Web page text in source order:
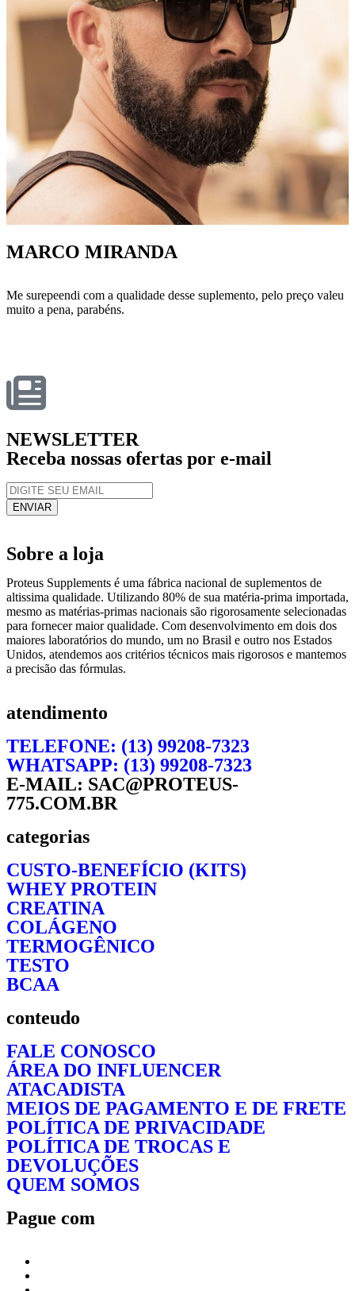
MARCO MIRANDA
Me surepeendi com a qualidade desse suplemento, pelo preço valeu
muito a pena, parabéns.
NEWSLETTER
Receba nossas ofertas por e-mail
Sobre a loja
Proteus Supplements é uma fábrica nacional de suplementos de
altissima qualidade. Utilizando 80% de sua matéria-prima importada,
mesmo as matérias-primas nacionais são rigorosamente selecionadas
para fornecer maior qualidade. Com desenvolvimento em dois dos
maiores laboratórios do mundo, um no Brasil e outro nos Estados
Unidos, atendemos aos critérios técnicos mais rigorosos e mantemos
a precisão das fórmulas.
atendimento
TELEFONE: (13) 99208-7323
WHATSAPP: (13) 99208-7323
E-MAIL: SAC@PROTEUS-
775.COM.BR
categorias
CUSTO-BENEFÍCIO (KITS)
WHEY PROTEIN
CREATINA
COLÁGENO
TERMOGÊNICO
TESTO
BCAA
conteudo
FALE CONOSCO
ÁREA DO INFLUENCER
ATACADISTA
MEIOS DE PAGAMENTO E DE FRETE
POLÍTICA DE PRIVACIDADE
POLÍTICA DE TROCAS E
DEVOLUÇÕES
QUEM SOMOS
Pague com